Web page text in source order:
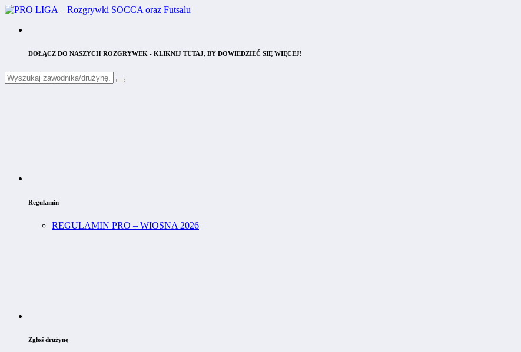
DOŁĄCZ DO NASZYCH ROZGRYWEK - KLIKNIJ TUTAJ, BY DOWIEDZIEĆ SIĘ WIĘCEJ!
Regulamin
REGULAMIN PRO – WIOSNA 2026
Zgłoś drużynę